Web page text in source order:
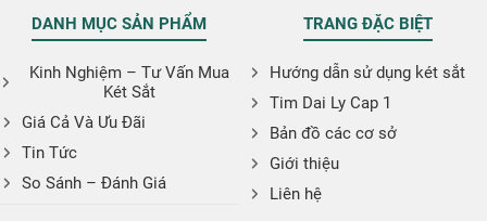
DANH MỤC SẢN PHẨM
Kinh Nghiệm – Tư Vấn Mua
Két Sắt
Giá Cả Và Ưu Đãi
Tin Tức
So Sánh – Đánh Giá
TRANG ĐẶC BIỆT
Hướng dẫn sử dụng két sắt
Tim Dai Ly Cap 1
Bản đồ các cơ sở
Giới thiệu
Liên hệ